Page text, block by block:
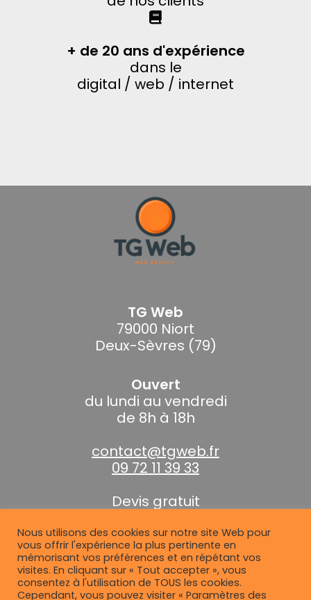
+ de 20 ans d'expérience
dans le
digital / web / internet
TG Web
79000 Niort
Deux-Sèvres (79)
Ouvert
du lundi au vendredi
de 8h à 18h
contact@tgweb.fr
09 72 11 39 33
Devis gratuit
A propos de TG Web
Qui sommes nous ?
Nous utilisons des cookies sur notre site Web pour
vous offrir l'expérience la plus pertinente en
mémorisant vos préférences et en répétant vos
visites. En cliquant sur « Tout accepter », vous
consentez à l'utilisation de TOUS les cookies.
Cependant, vous pouvez visiter « Paramètres des